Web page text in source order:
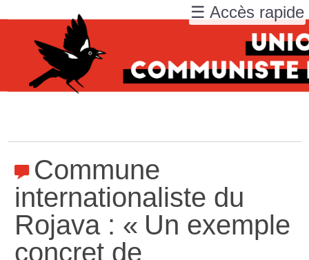
Commune
internationaliste du
Rojava : « Un exemple
concret de
☰ Accès rapide